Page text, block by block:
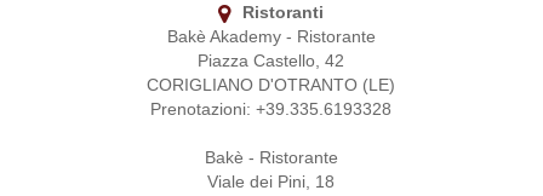
Ristoranti
Bakè Akademy - Ristorante
Piazza Castello, 42
CORIGLIANO D'OTRANTO (LE)
Prenotazioni: +39.335.6193328
Bakè - Ristorante
Viale dei Pini, 18